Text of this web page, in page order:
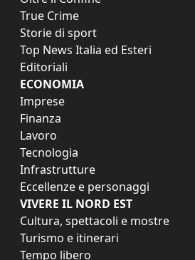
True Crime
Storie di sport
Top News Italia ed Esteri
Editoriali
ECONOMIA
Imprese
Finanza
Lavoro
Tecnologia
Infrastrutture
Eccellenze e personaggi
VIVERE IL NORD EST
Cultura, spettacoli e mostre
Turismo e itinerari
Tempo libero